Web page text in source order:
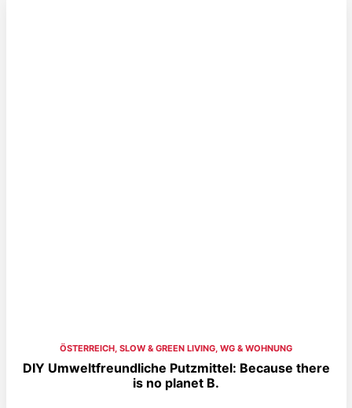
ÖSTERREICH, SLOW & GREEN LIVING, WG & WOHNUNG
DIY Umweltfreundliche Putzmittel: Because there
is no planet B.